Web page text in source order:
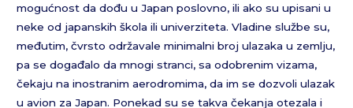
mogućnost da dođu u Japan poslovno, ili ako su upisani u
neke od japanskih škola ili univerziteta. Vladine službe su,
međutim, čvrsto održavale minimalni broj ulazaka u zemlju,
pa se događalo da mnogi stranci, sa odobrenim vizama,
čekaju na inostranim aerodromima, da im se dozvoli ulazak
u avion za Japan. Ponekad su se takva čekanja otezala i